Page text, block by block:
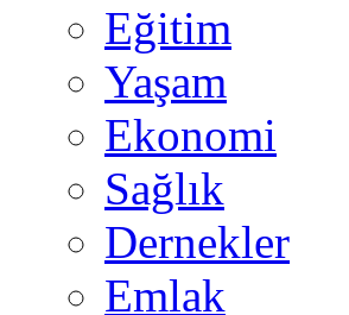
Eğitim
Yaşam
Ekonomi
Sağlık
Dernekler
Emlak